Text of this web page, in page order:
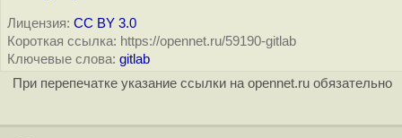
Лицензия: CC BY 3.0
Короткая ссылка: https://opennet.ru/59190-gitlab
Ключевые слова: gitlab
При перепечатке указание ссылки на opennet.ru обязательно